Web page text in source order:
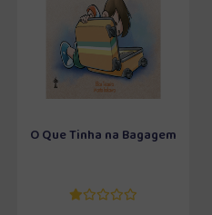
O Que Tinha na Bagagem